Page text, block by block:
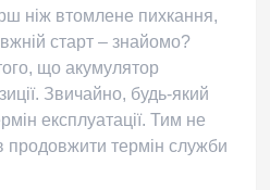
ніж втомлене пихкання,
старт – знайомо?
що акумулятор
Звичайно, будь-який
експлуатації. Тим не
продовжити термін служби